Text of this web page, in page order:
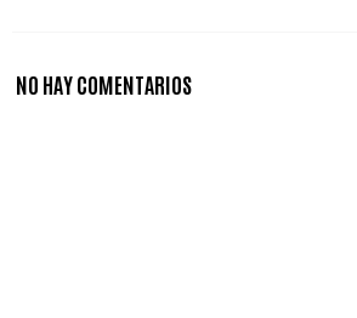
NO HAY COMENTARIOS